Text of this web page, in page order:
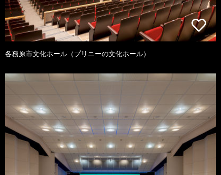
各務原市文化ホール（プリニーの文化ホール）